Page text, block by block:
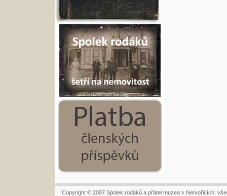
Copyright © 2007 Spolek rodáků a přátel muzea v Netvořicích,